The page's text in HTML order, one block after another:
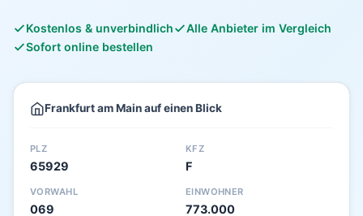
Kostenlos & unverbindlich
Alle Anbieter im Vergleich
Sofort online bestellen
Frankfurt am Main auf einen Blick
PLZ
65929
KFZ
F
VORWAHL
069
EINWOHNER
773.000